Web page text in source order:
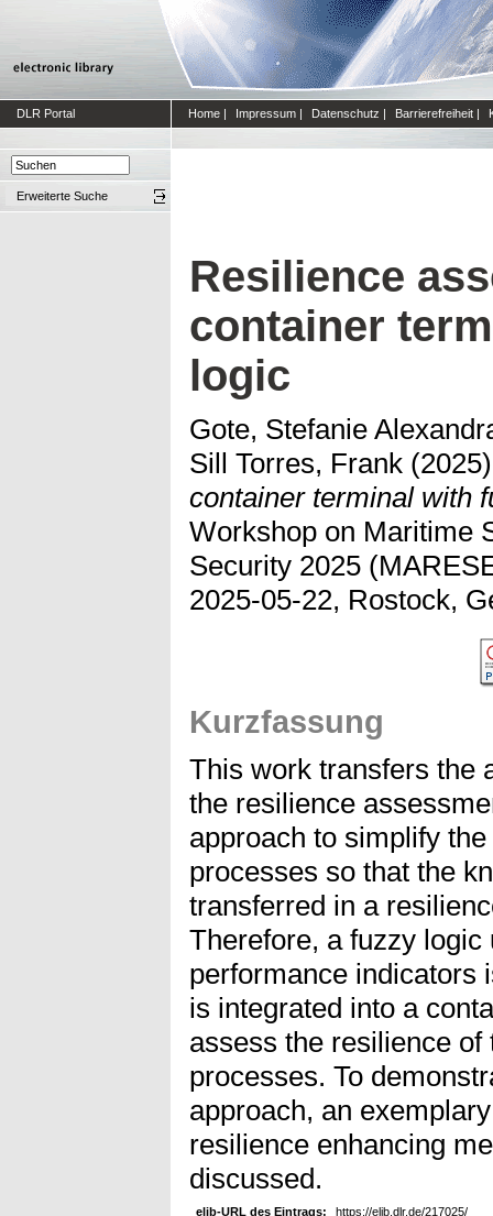
DLR Portal Home | Impressum | Datenschutz | Barrierefreiheit |
Erweiterte Suche
Resilience
container
logic
Gote, Stefanie
Sill Torres, Frank
container terminal with
Workshop on Maritime
Security 2025
2025-05-22, Rostock,
Kurzfassung
This work transfers the
the resilience
approach to simplify
processes so that the
transferred in a
Therefore, a fuzzy
performance indicators
is integrated into a
assess the resilience
processes. To
approach, an
resilience enhancing
discussed.
elib-URL des Eintrags:
https://elib.dlr.de/217025/